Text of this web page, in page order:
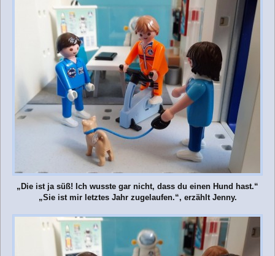
„Die ist ja süß! Ich wusste gar nicht, dass du einen Hund hast.“
„Sie ist mir letztes Jahr zugelaufen.“, erzählt Jenny.